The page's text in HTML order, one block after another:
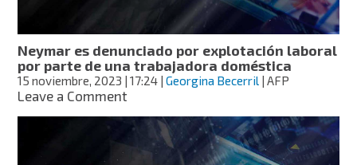
convertirse
en
papás
Neymar es denunciado por explotación laboral
por parte de una trabajadora doméstica
15 noviembre, 2023 | 17:24 |Georgina Becerril | AFP
Leave a Commenton
es
denunciado